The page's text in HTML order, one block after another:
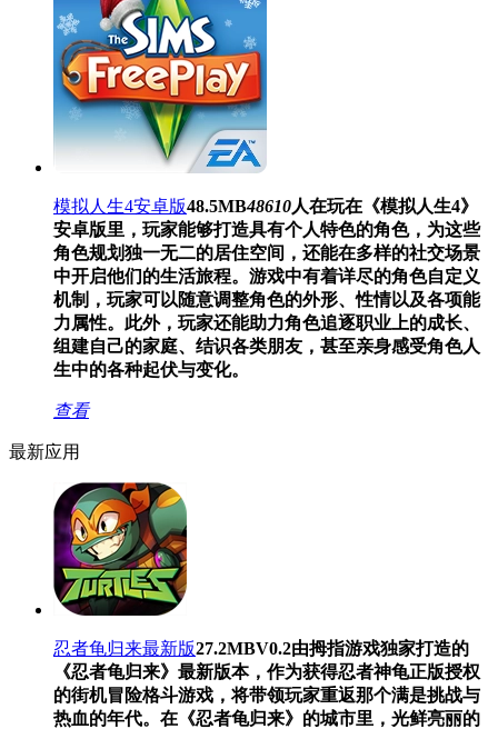
模拟人生4安卓版48.5MB48610人在玩在《模拟人生4》
安卓版里，玩家能够打造具有个人特色的角色，为这些
角色规划独一无二的居住空间，还能在多样的社交场景
中开启他们的生活旅程。游戏中有着详尽的角色自定义
机制，玩家可以随意调整角色的外形、性情以及各项能
力属性。此外，玩家还能助力角色追逐职业上的成长、
组建自己的家庭、结识各类朋友，甚至亲身感受角色人
生中的各种起伏与变化。
查看
最新应用
忍者龟归来最新版27.2MBV0.2由拇指游戏独家打造的
《忍者龟归来》最新版本，作为获得忍者神龟正版授权
的街机冒险格斗游戏，将带领玩家重返那个满是挑战与
热血的年代。在《忍者龟归来》的城市里，光鲜亮丽的